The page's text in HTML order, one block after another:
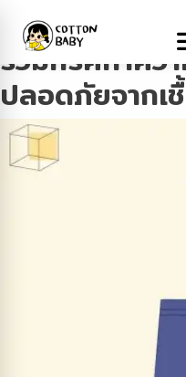
Tag:
รวมทริคทำคว
ปลอดภัยจากเ